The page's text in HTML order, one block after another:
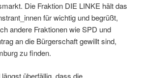
Die Fraktion DIE LINKE hält das
für wichtig und begrüßt,
andere Fraktionen wie SPD und
an die Bürgerschaft gewillt sind,
zu finden.
überfällig, dass die